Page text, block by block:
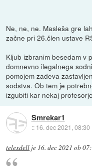
Ne, ne, ne. Masleša gre
začne pri 26.člen ustave
Kljub izbranim besedam v
domnevno ilegalnega
pomojem zadeva
sodstva. Ob tem je
izgubiti kar nekaj
Smrekar1
:: 16. dec 2021, 08:30
telexdell je 16. dec 2021 ob